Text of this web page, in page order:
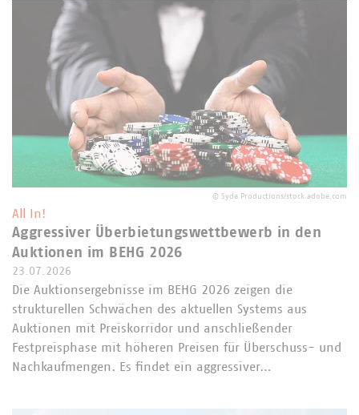
© Syda Productions/stock.adobe.com
All In!
Aggressiver Überbietungswettbewerb in den
Auktionen im BEHG 2026
23.07.2026
Die Auktionsergebnisse im BEHG 2026 zeigen die
strukturellen Schwächen des aktuellen Systems aus
Auktionen mit Preiskorridor und anschließender
Festpreisphase mit höheren Preisen für Überschuss- und
Nachkaufmengen. Es findet ein aggressiver…